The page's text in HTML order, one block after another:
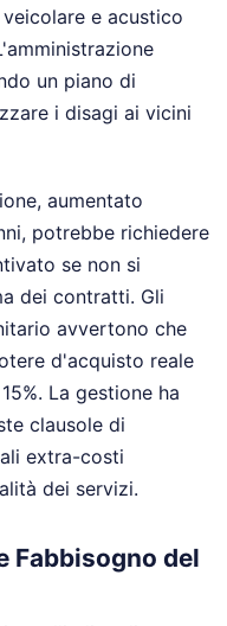
e acustico
un piano di
i disagi ai vicini
aumentato
potrebbe richiedere
se non si
dei contratti. Gli
avvertono che
d'acquisto reale
La gestione ha
clausole di
extra-costi
dei servizi.
Fabbisogno del